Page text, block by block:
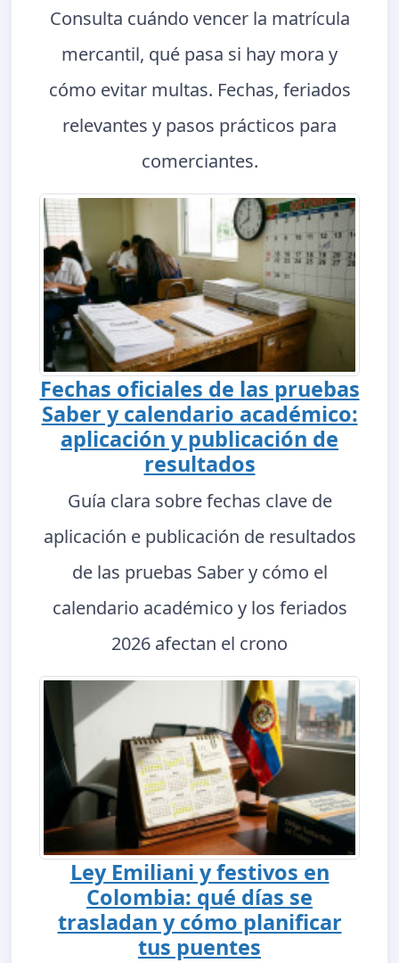
Consulta cuándo vencer la matrícula
mercantil, qué pasa si hay mora y
cómo evitar multas. Fechas, feriados
relevantes y pasos prácticos para
comerciantes.
Fechas oficiales de las pruebas
Saber y calendario académico:
aplicación y publicación de
resultados
Guía clara sobre fechas clave de
aplicación e publicación de resultados
de las pruebas Saber y cómo el
calendario académico y los feriados
2026 afectan el crono
Ley Emiliani y festivos en
Colombia: qué días se
trasladan y cómo planificar
tus puentes